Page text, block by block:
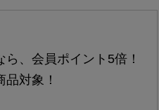
ら、会員ポイント5倍！
品対象！